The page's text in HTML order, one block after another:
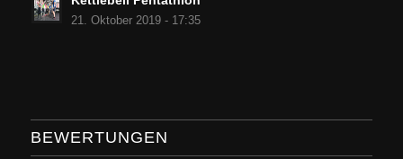
21. Oktober 2019 - 17:35
BEWERTUNGEN